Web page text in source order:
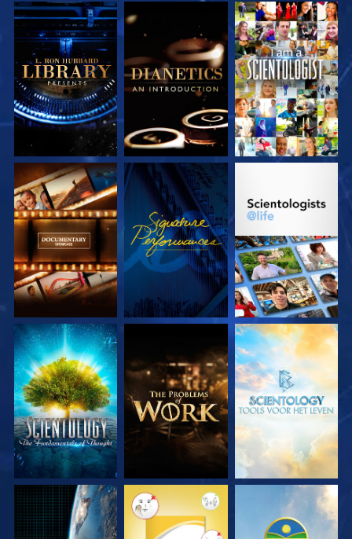
VERKEN DE SERIE VERKEN DE SERIE KIJK
VERKEN DE SERIE KIJK VERKEN DE SERIE
VERKEN DE SERIE VERKEN DE SERIE VERKEN DE SERIE
KIJK KIJK KIJK